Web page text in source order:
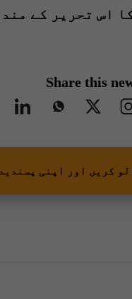
اس تحریر کے
Share this
کریں اور اپنی